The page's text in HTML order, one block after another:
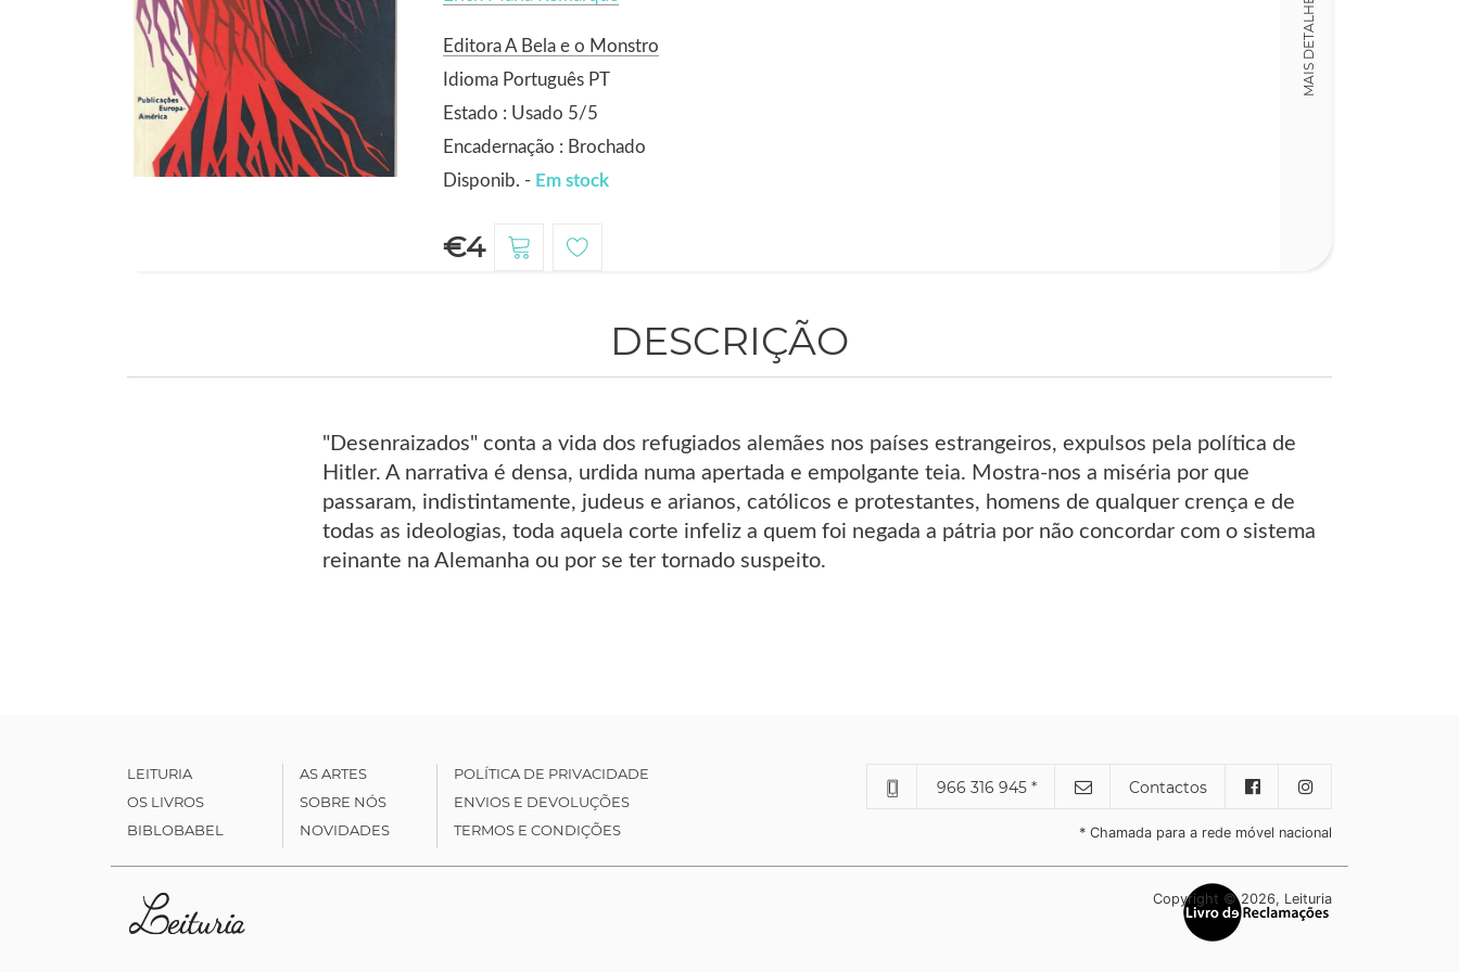
Editora A Bela e o Monstro
Idioma Português PT
Estado : Usado 5/5
Encadernação : Brochado
Disponib. - Em stock
€4
MAIS DETALHES
DESCRIÇÃO
"Desenraizados" conta a vida dos refugiados alemães nos países estrangeiros, expulsos pela política de
Hitler. A narrativa é densa, urdida numa apertada e empolgante teia. Mostra-nos a miséria por que
passaram, indistintamente, judeus e arianos, católicos e protestantes, homens de qualquer crença e de
todas as ideologias, toda aquela corte infeliz a quem foi negada a pátria por não concordar com o sistema
reinante na Alemanha ou por se ter tornado suspeito.
LEITURIA
OS LIVROS
BIBLOBABEL
AS ARTES
SOBRE NÓS
NOVIDADES
POLÍTICA DE PRIVACIDADE
ENVIOS E DEVOLUÇÕES
TERMOS E CONDIÇÕES
966 316 945 * Contactos
* Chamada para a rede móvel nacional
Copyright © 2026, Leituria